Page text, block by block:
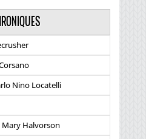
Nino Locatelli
Halvorson